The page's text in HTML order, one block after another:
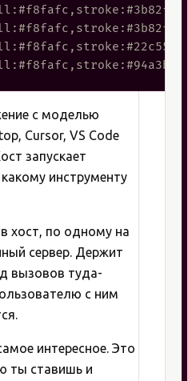
с моделью
Cursor, VS Code
запускает
инструменту
хост, по одному на
сервер. Держит
вызовов туда-
с ним
интересное. Это
ты ставишь и